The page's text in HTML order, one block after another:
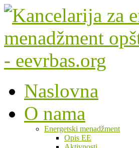
Naslovna
O nama
Energetski menadžment
Opis EE